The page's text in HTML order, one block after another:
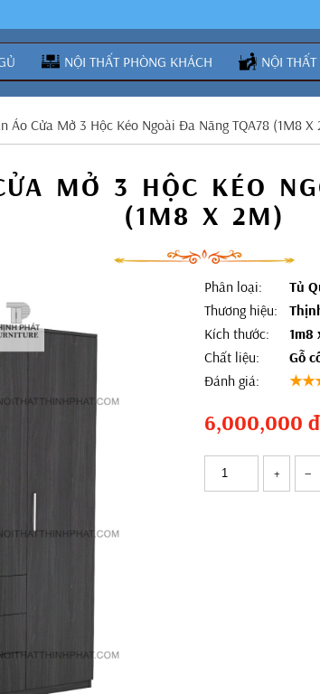
NỘI THẤT PHÒNG KHÁCH NỘI
Áo Cửa Mở 3 Hộc Kéo Ngoài Đa Năng TQA78 (1M8 X
MỞ 3 HỘC KÉO
(1M8 X 2M)
Phân loại: Tủ
Thương hiệu:
Kích thước:
1m8
Chất liệu:
Gỗ
Đánh giá:
6,000,000 đ
+ –